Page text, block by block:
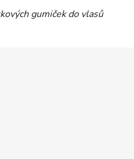
gumiček do vlasů